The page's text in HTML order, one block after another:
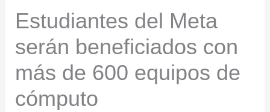
Estudiantes del Meta
serán beneficiados con
más de 600 equipos de
cómputo